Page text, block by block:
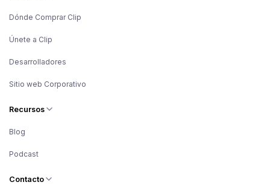
Dónde Comprar Clip
Únete a Clip
Desarrolladores
Sitio web Corporativo
Recursos
Blog
Podcast
Contacto